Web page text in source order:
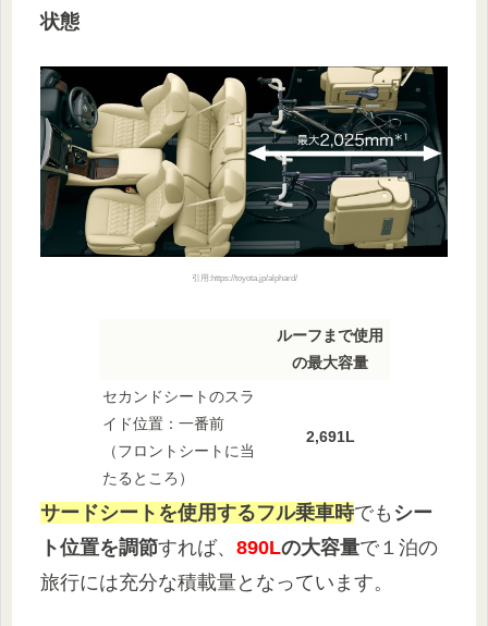
状態
引用:https://toyota.jp/alphard/
ルーフまで使用
の最大容量
セカンドシートのスラ
イド位置：一番前
（フロントシートに当
たるところ）
2,691L
サードシートを使用するフル乗車時でも シー
ト位置を調節すれば、 890Lの大容量で１泊の
旅行には充分な積載量となっています。